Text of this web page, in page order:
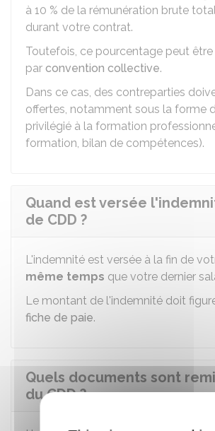
à 10 % de la rémunération brute
durant votre contrat.
Toutefois, ce pourcentage peut
par convention collective.
Dans ce cas, des contreparties
offertes, notamment sous la forme
privilégié à la formation
formation, bilan de compétences).
Quand est versée
de CDD ?
L'indemnité est versée à la fin de
même temps que votre dernier
Le montant de l'indemnité doit
fiche de paie.
Quels documents sont
du CDD ?